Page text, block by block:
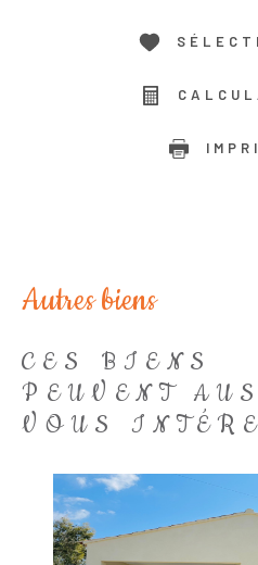
Autres biens
CES BIENS
PEUVENT
VOUS